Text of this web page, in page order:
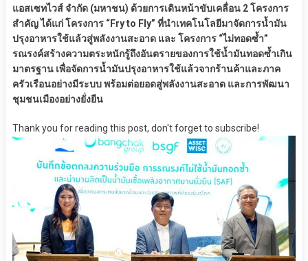
แอสเซทไวส์ จำกัด (มหาชน) ด้วยการเดินหน้าขับเคลื่อน 2 โครงการ
สำคัญ ได้แก่ โครงการ “Fry to Fly” ที่นำเทคโนโลยีมาจัดการน้ำมัน
ปรุงอาหารใช้แล้วสู่พลังงานสะอาด และ โครงการ “ไม่ทอดซ้ำ”
รณรงค์สร้างความตระหนักรู้ถึงอันตรายของการใช้น้ำมันทอดซ้ำเกิน
มาตรฐาน เพื่อจัดการน้ำมันปรุงอาหารใช้แล้วจากร้านค้าและภาค
ครัวเรือนอย่างมีระบบ พร้อมต่อยอดสู่พลังงานสะอาด และการพัฒนา
ชุมชนเมืองอย่างยั่งยืน
Thank you for reading this post, don't forget to subscribe!